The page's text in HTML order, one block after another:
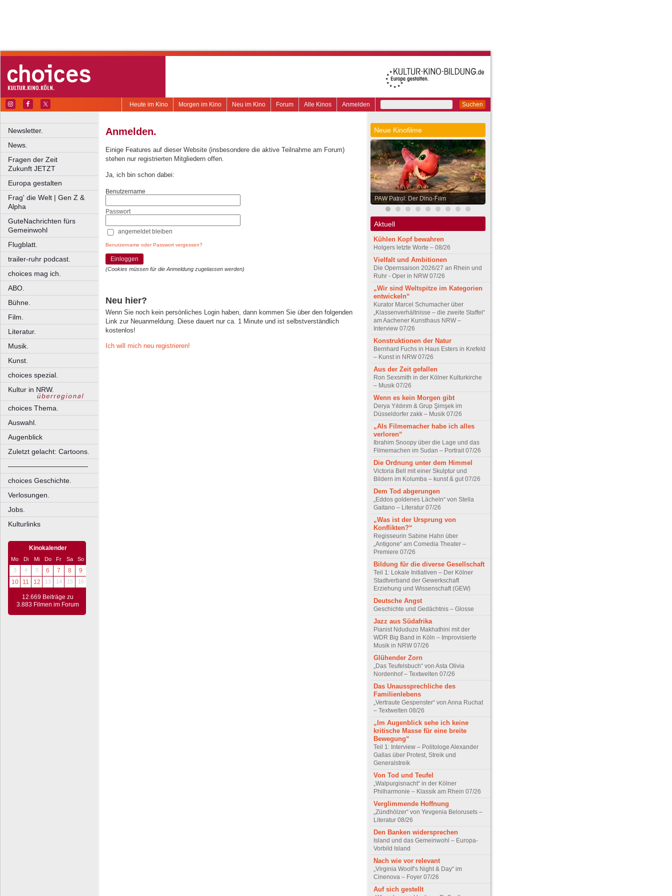
Suchen
Anmelden
Alle Kinos
Forum
Neu im Kino
Morgen im Kino
Heute im Kino
Newsletter.
News.
Fragen der Zeit
Zukunft JETZT
Europa gestalten
Frag' die Welt | Gen Z &
Alpha
GuteNachrichten fürs
Gemeinwohl
Flugblatt.
trailer-ruhr podcast.
choices mag ich.
ABO.
Bühne.
Film.
Literatur.
Musik.
Kunst.
choices spezial.
Kultur in NRW.
choices Thema.
Auswahl.
Augenblick
Zuletzt gelacht: Cartoons.
––––––––––––––––––––
choices Geschichte.
Verlosungen.
Jobs.
Kulturlinks
Kinokalender
Mo Di Mi Do Fr Sa
So
3
4 5 6 7 8
9
10
11 12 13 14 15 16
12.669 Beiträge zu
3.883 Filmen im Forum
Anmelden.
Einige Features auf dieser Website (insbesondere die aktive Teilnahme am Forum)
stehen nur registrierten Mitgliedern offen.
Ja, ich bin schon dabei:
Benutzername
Passwort
angemeldet bleiben
Benutzername oder Passwort vergessen?
Einloggen
(Cookies müssen für die Anmeldung zugelassen werden)
Neu hier?
Wenn Sie noch kein persönliches Login haben, dann kommen Sie über den folgenden
Link zur Neuanmeldung. Diese dauert nur ca. 1 Minute und ist selbstverständlich
kostenlos!
Ich will mich neu registrieren!
Neue Kinofilme
PAW Patrol: Der Dino-Film
Aktuell
Kühlen Kopf bewahren
Holgers letzte Worte – 08/26
Vielfalt und Ambitionen
Die Opernsaison 2026/27 an Rhein und
Ruhr - Oper in NRW 07/26
„Wir sind Weltspitze im Kategorien
entwickeln“
Kurator Marcel Schumacher über
„Klassenverhältnisse – die zweite Staffel“
am Aachener Kunsthaus NRW –
Interview 07/26
Konstruktionen der Natur
Bernhard Fuchs in Haus Esters in Krefeld
– Kunst in NRW 07/26
Aus der Zeit gefallen
Ron Sexsmith in der Kölner Kulturkirche
– Musik 07/26
Wenn es kein Morgen gibt
Derya Yıldırım & Grup Şimşek im
Düsseldorfer zakk – Musik 07/26
„Als Filmemacher habe ich alles
verloren“
Ibrahim Snoopy über die Lage und das
Filmemachen im Sudan – Portrait 07/26
Die Ordnung unter dem Himmel
Victoria Bell mit einer Skulptur und
Bildern im Kolumba – kunst & gut 07/26
Dem Tod abgerungen
„Eddos goldenes Lächeln“ von Stella
Gaitano – Literatur 07/26
„Was ist der Ursprung von
Konflikten?“
Regisseurin Sabine Hahn über
„Antigone“ am Comedia Theater –
Premiere 07/26
Bildung für die diverse Gesellschaft
Teil 1: Lokale Initiativen – Der Kölner
Stadtverband der Gewerkschaft
Erziehung und Wissenschaft (GEW)
Deutsche Angst
Geschichte und Gedächtnis – Glosse
Jazz aus Südafrika
Pianist Nduduzo Makhathini mit der
WDR Big Band in Köln – Improvisierte
Musik in NRW 07/26
Glühender Zorn
„Das Teufelsbuch“ von Asta Olivia
Nordenhof – Textwelten 07/26
Das Unaussprechliche des
Familienlebens
„Vertraute Gespenster“ von Anna Ruchat
– Textwelten 08/26
„Im Augenblick sehe ich keine
kritische Masse für eine breite
Bewegung“
Teil 1: Interview – Politologe Alexander
Gallas über Protest, Streik und
Generalstreik
Von Tod und Teufel
„Walpurgisnacht“ in der Kölner
Philharmonie – Klassik am Rhein 07/26
Verglimmende Hoffnung
„Zündhölzer“ von Yevgenia Belorusets –
Literatur 08/26
Den Banken widersprechen
Island und das Gemeinwohl – Europa-
Vorbild Island
Nach wie vor relevant
„Virginia Woolf’s Night & Day“ im
Cinenova – Foyer 07/26
Auf sich gestellt